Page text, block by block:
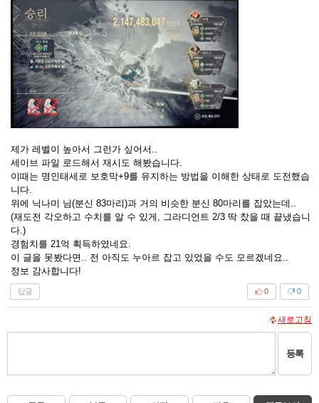
제가 레벨이 높아서 그런가 싶어서..
세이브 파일 로드해서 재시도 해봤습니다.
이때는 명인태세로 보호막+9를 유지하는 방법을 이해한 상태로 도전했습
니다.
위에 닉나미 님(분신 83마리)과 거의 비슷한 분신 80마리를 잡았는데..
(재도전 각오하고 수치를 알 수 있게, 그라디언트 2/3 딱 찼을 때 끝냈습니
다.)
경험치를 21억 획득하였네요.
이 글을 못봤다면.. 전 아직도 누아르 잡고 있었을 수도 모르겠네요..
정보 감사합니다!
답글 0
0
새로고침
등록